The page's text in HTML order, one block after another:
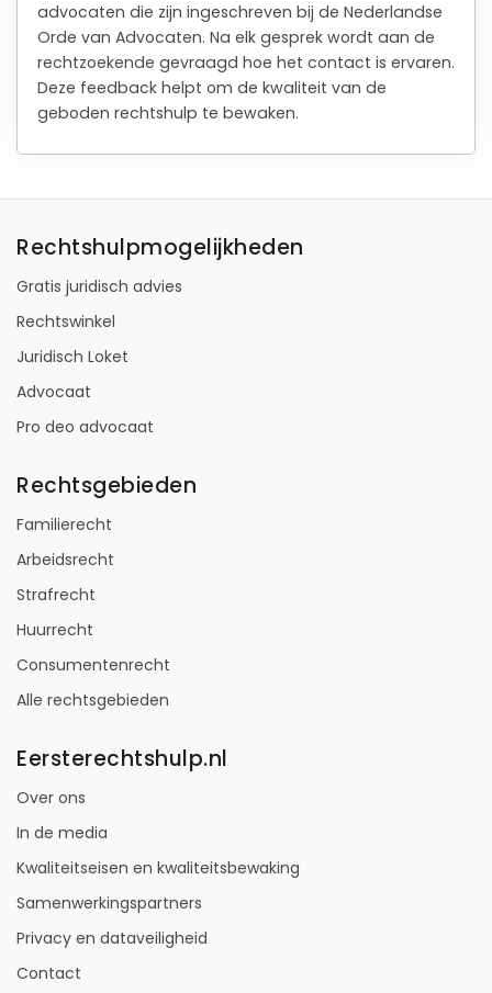
advocaten die zijn ingeschreven bij de Nederlandse
Orde van Advocaten. Na elk gesprek wordt aan de
rechtzoekende gevraagd hoe het contact is ervaren.
Deze feedback helpt om de kwaliteit van de
geboden rechtshulp te bewaken.
Rechtshulpmogelijkheden
Gratis juridisch advies
Rechtswinkel
Juridisch Loket
Advocaat
Pro deo advocaat
Rechtsgebieden
Familierecht
Arbeidsrecht
Strafrecht
Huurrecht
Consumentenrecht
Alle rechtsgebieden
Eersterechtshulp.nl
Over ons
In de media
Kwaliteitseisen en kwaliteitsbewaking
Samenwerkingspartners
Privacy en dataveiligheid
Contact